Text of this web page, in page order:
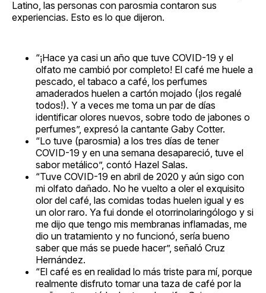
Latino, las personas con parosmia contaron sus
experiencias. Esto es lo que dijeron.
“¡Hace ya casi un año que tuve COVID-19 y el
olfato me cambió por completo! El café me huele a
pescado, el tabaco a café, los perfumes
amaderados huelen a cartón mojado (¡los regalé
todos!). Y a veces me toma un par de días
identificar olores nuevos, sobre todo de jabones o
perfumes”, expresó la cantante Gaby Cotter.
“Lo tuve (parosmia) a los tres días de tener
COVID-19 y en una semana desapareció, tuve el
sabor metálico”, contó Hazel Salas.
“Tuve COVID-19 en abril de 2020 y aún sigo con
mi olfato dañado. No he vuelto a oler el exquisito
olor del café, las comidas todas huelen igual y es
un olor raro. Ya fui donde el otorrinolaringólogo y si
me dijo que tengo mis membranas inflamadas, me
dio un tratamiento y no funcionó, sería bueno
saber que más se puede hacer”, señaló Cruz
Hernández.
“El café es en realidad lo más triste para mí, porque
realmente disfruto tomar una taza de café por la